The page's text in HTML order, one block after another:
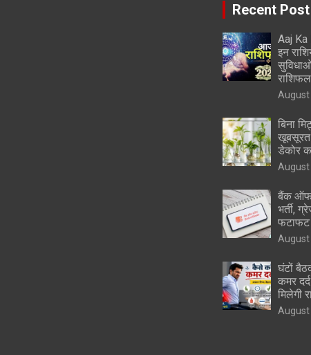
Recent Post
Aaj Ka
इन
राशिफल
August
बिना
खूबसूरत
डेकोर
August
बैंक ऑफ
भर्ती,
August
घंटों
कमर
मिलेगी
August